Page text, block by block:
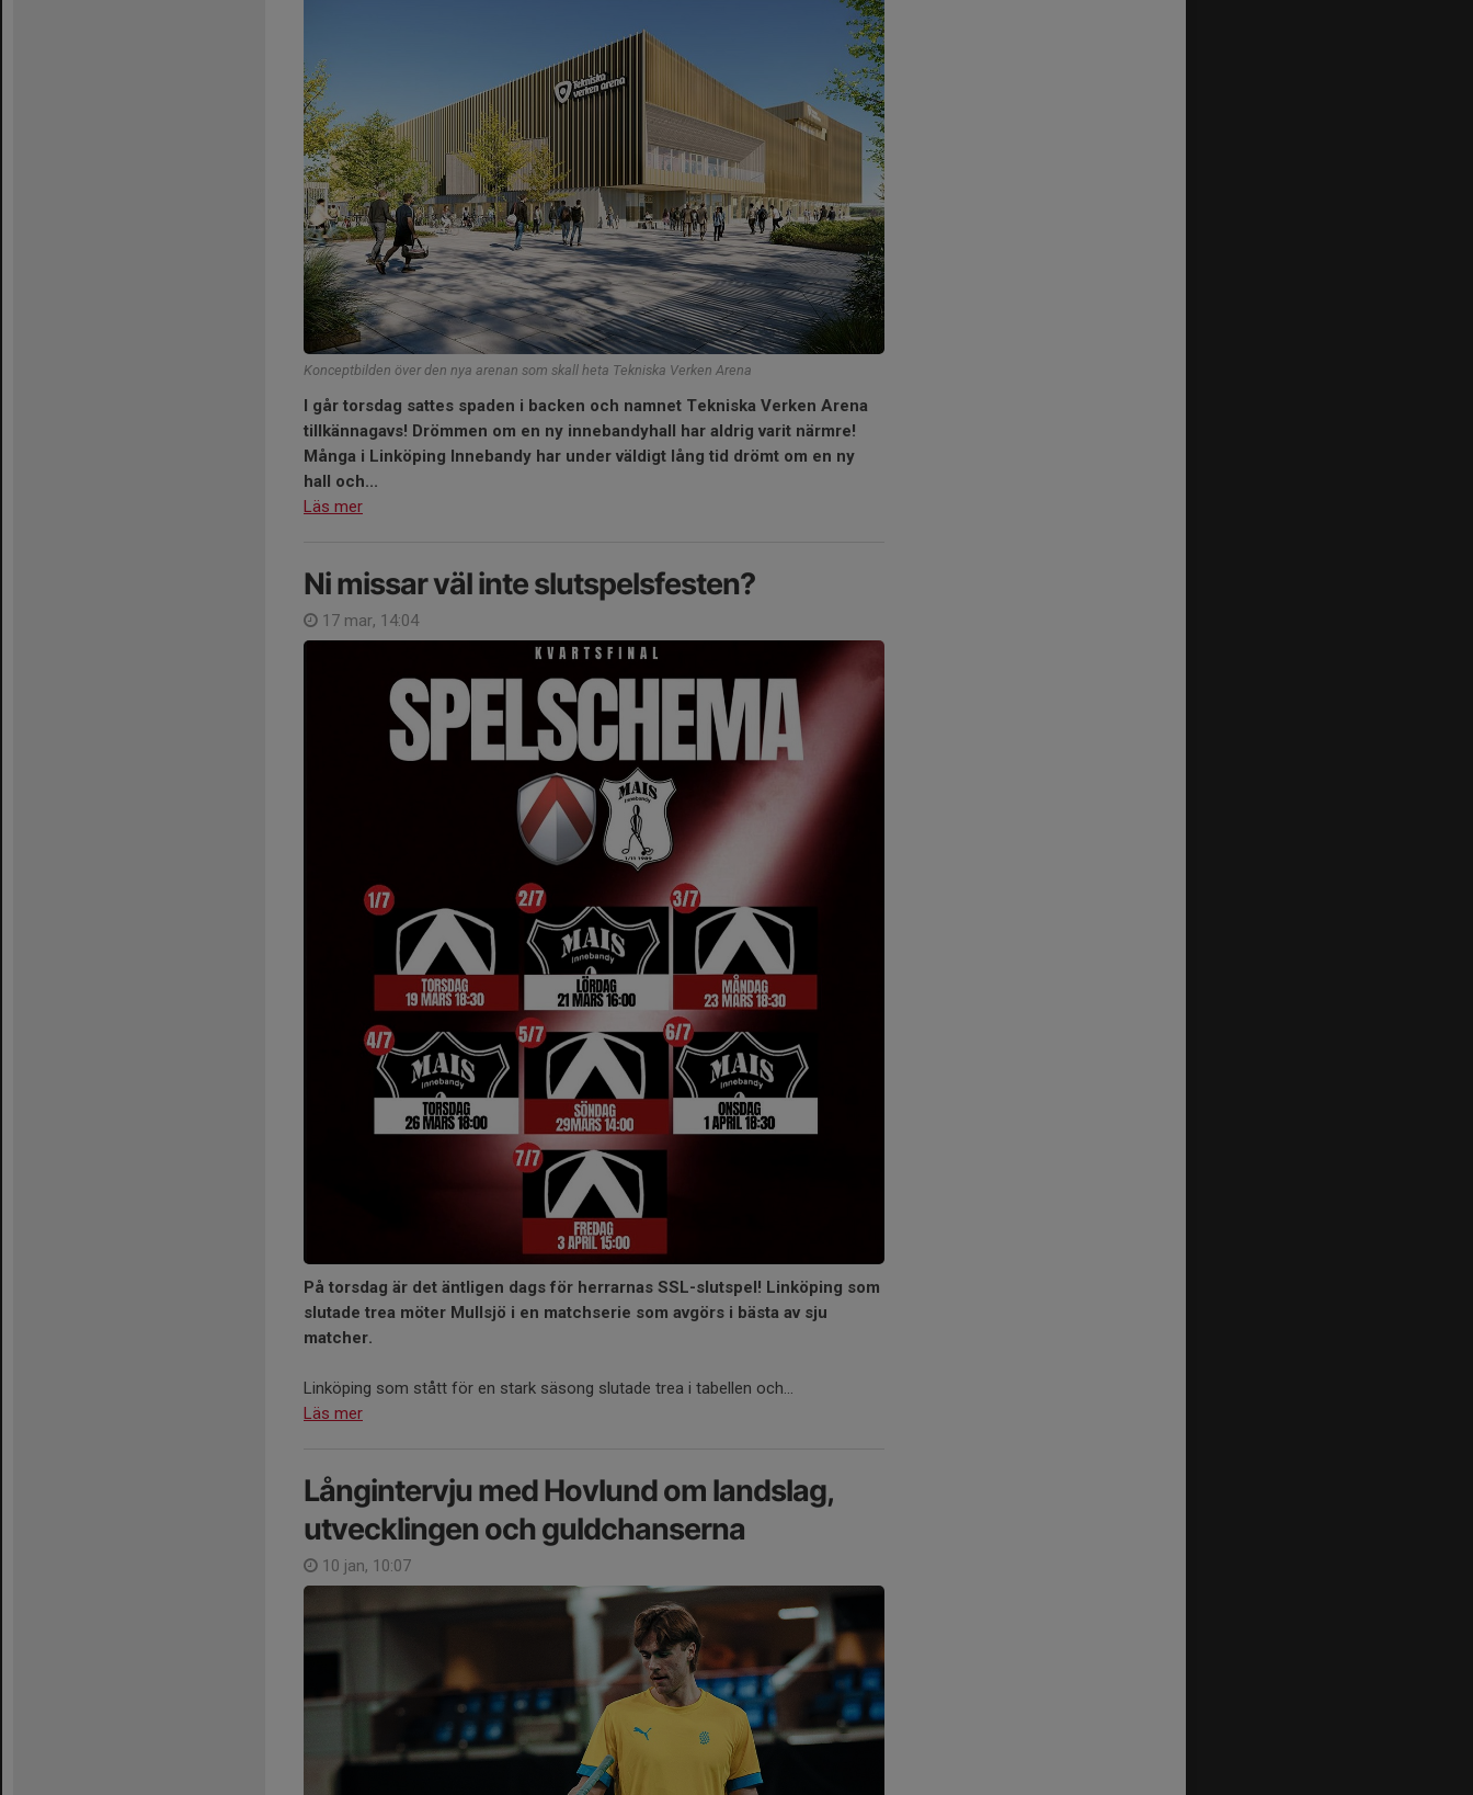
Konceptbilden över den nya arenan som skall heta Tekniska Verken Arena
I går torsdag sattes spaden i backen och namnet Tekniska Verken Arena
tillkännagavs! Drömmen om en ny innebandyhall har aldrig varit närmre!
Många i Linköping Innebandy har under väldigt lång tid drömt om en ny
hall och...
Läs mer
Ni missar väl inte slutspelsfesten?
17 mar, 14:04
På torsdag är det äntligen dags för herrarnas SSL-slutspel! Linköping som
slutade trea möter Mullsjö i en matchserie som avgörs i bästa av sju
matcher.
Linköping som stått för en stark säsong slutade trea i tabellen och...
Läs mer
Långintervju med Hovlund om landslag,
utvecklingen och guldchanserna
10 jan, 10:07